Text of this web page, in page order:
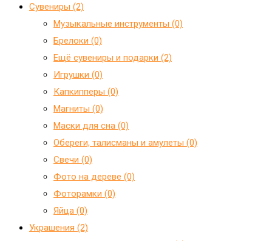
Сувениры (2)
Mузыкальные инструменты (0)
Брелоки (0)
Ещё сувениры и подарки (2)
Игрушки (0)
Капкипперы (0)
Магниты (0)
Маски для сна (0)
Обереги, талисманы и амулеты (0)
Свечи (0)
Фото на дереве (0)
Фоторамки (0)
Яйца (0)
Украшения (2)